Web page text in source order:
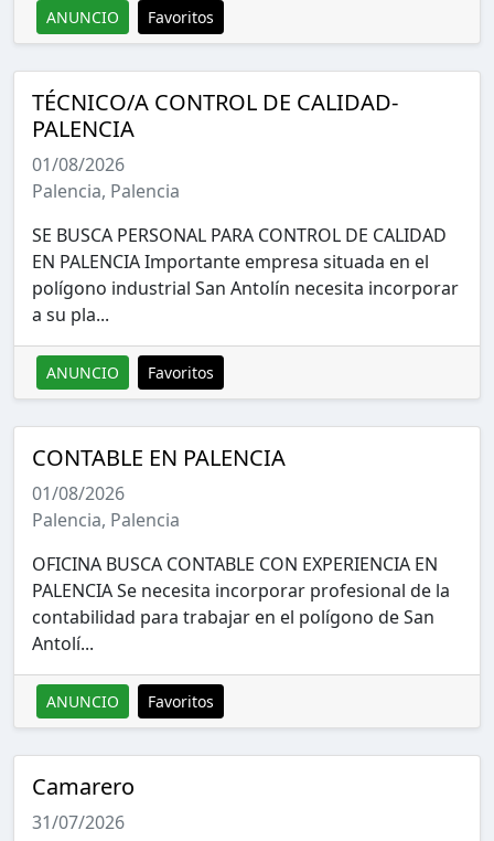
ANUNCIO Favoritos
TÉCNICO/A CONTROL DE CALIDAD-
PALENCIA
01/08/2026
Palencia, Palencia
SE BUSCA PERSONAL PARA CONTROL DE CALIDAD
EN PALENCIA Importante empresa situada en el
polígono industrial San Antolín necesita incorporar
a su pla...
ANUNCIO Favoritos
CONTABLE EN PALENCIA
01/08/2026
Palencia, Palencia
OFICINA BUSCA CONTABLE CON EXPERIENCIA EN
PALENCIA Se necesita incorporar profesional de la
contabilidad para trabajar en el polígono de San
Antolí...
ANUNCIO Favoritos
Camarero
31/07/2026